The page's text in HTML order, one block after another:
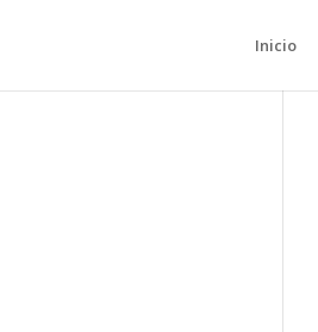
Inicio